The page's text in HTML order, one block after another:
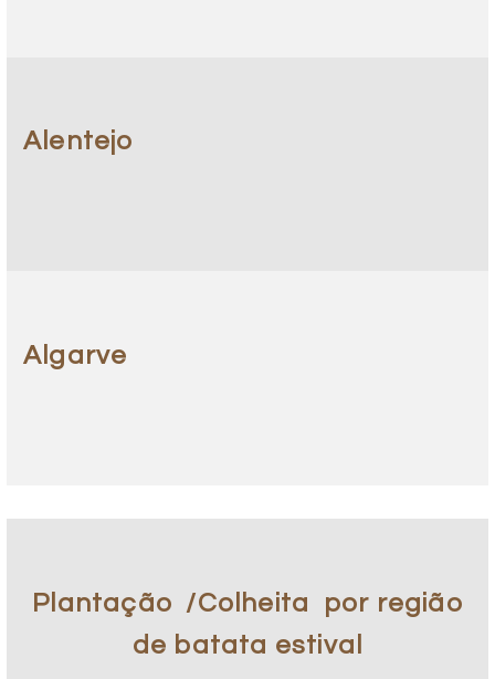
Alentejo
Algarve
Plantação /Colheita
por região
de batata estival